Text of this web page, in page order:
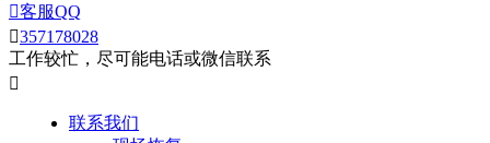
客服QQ
357178028
工作较忙，尽可能电话或微信联系

联系我们